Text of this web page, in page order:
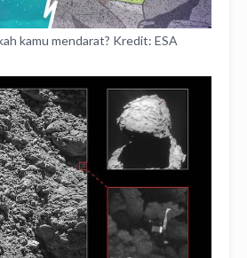
kamu mendarat? Kredit: ESA